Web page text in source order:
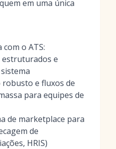
em uma única
o ATS:
e
e fluxos de
para equipes de
de marketplace para
de
HRIS)